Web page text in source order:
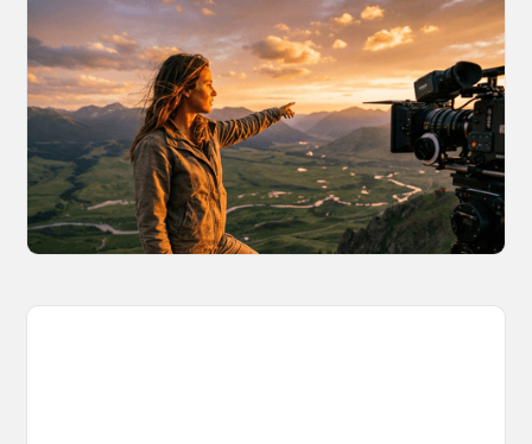
AI World Building for Content Creators:
A More Consistent Approach to AI
Content
Learn why building persistent AI worlds beats
one-off video generation for content creators,
and how to create such 3D environments with
OpenArt Worlds.
March 26, 2026